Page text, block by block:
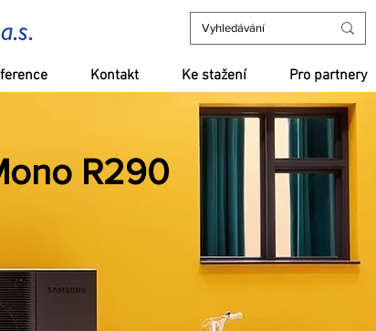
Kontakt Ke stažení Pro partnery
R290